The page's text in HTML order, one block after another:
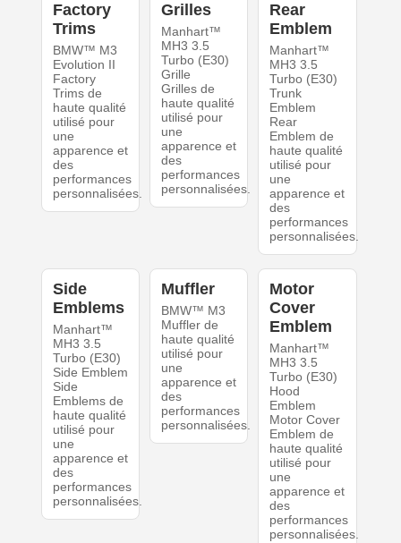
Factory
Trims
BMW™ M3
Evolution II
Factory
Trims de
haute qualité
utilisé pour
une
apparence et
des
performances
personnalisées.
Grilles
Manhart™
MH3 3.5
Turbo (E30)
Grille
Grilles de
haute qualité
utilisé pour
une
apparence et
des
performances
personnalisées.
Rear
Emblem
Manhart™
MH3 3.5
Turbo (E30)
Trunk
Emblem
Rear
Emblem de
haute qualité
utilisé pour
une
apparence et
des
performances
personnalisées.
Side
Emblems
Manhart™
MH3 3.5
Turbo (E30)
Side Emblem
Side
Emblems de
haute qualité
utilisé pour
une
apparence et
des
performances
personnalisées.
Muffler
BMW™ M3
Muffler de
haute qualité
utilisé pour
une
apparence et
des
performances
personnalisées.
Motor
Cover
Emblem
Manhart™
MH3 3.5
Turbo (E30)
Hood
Emblem
Motor Cover
Emblem de
haute qualité
utilisé pour
une
apparence et
des
performances
personnalisées.